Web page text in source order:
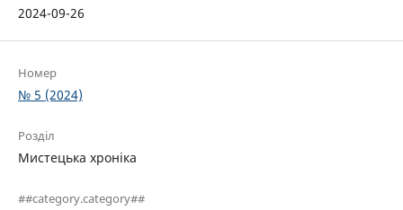
2024-09-26
Номер
№ 5 (2024)
Розділ
Мистецька хроніка
##category.category##